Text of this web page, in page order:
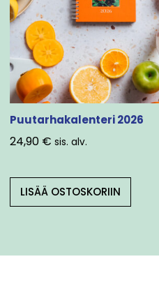
Puutarhakalenteri 2026
24,90 € sis. alv.
LISÄÄ OSTOSKORIIN